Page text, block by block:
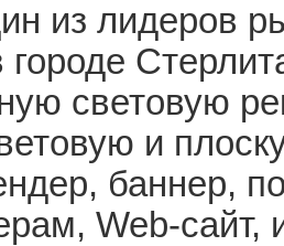
из лидеров
городе
световую
и
баннер,
Web-сайт,